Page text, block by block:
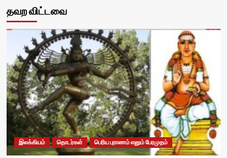
தவற விட்டவை
இலக்கியம் தொடர்கள் பெரிய புராணம் எனும் பேரமுதம்